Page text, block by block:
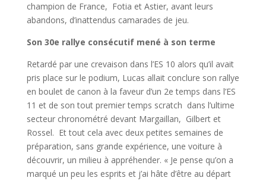
champion de France, Fotia et Astier, avant leurs
abandons, d’inattendus camarades de jeu.
Son 30e rallye consécutif mené à son terme
Retardé par une crevaison dans l’ES 10 alors qu’il avait
pris place sur le podium, Lucas allait conclure son rallye
en boulet de canon à la faveur d’un 2e temps dans l’ES
11 et de son tout premier temps scratch dans l’ultime
secteur chronométré devant Margaillan, Gilbert et
Rossel. Et tout cela avec deux petites semaines de
préparation, sans grande expérience, une voiture à
découvrir, un milieu à appréhender. « Je pense qu’on a
marqué un peu les esprits et j’ai hâte d’être au départ